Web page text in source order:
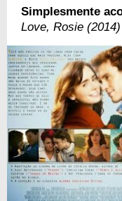
Simplesmente
Love, Rosie (2014)